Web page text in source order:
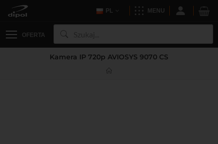
PL MENU
OFERTA
Kamera IP 720p AVIOSYS 9070 CS